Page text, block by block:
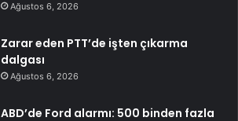
Ağustos 6, 2026
Zarar eden PTT’de işten çıkarma
dalgası
Ağustos 6, 2026
ABD’de Ford alarmı: 500 binden fazla